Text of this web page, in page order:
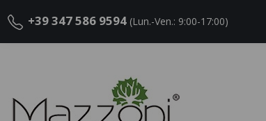
+39 347 586 9594 (Lun.-Ven.: 9:00-17:00)